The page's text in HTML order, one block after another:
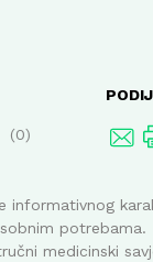
0
informativnog
potrebama.
medicinski